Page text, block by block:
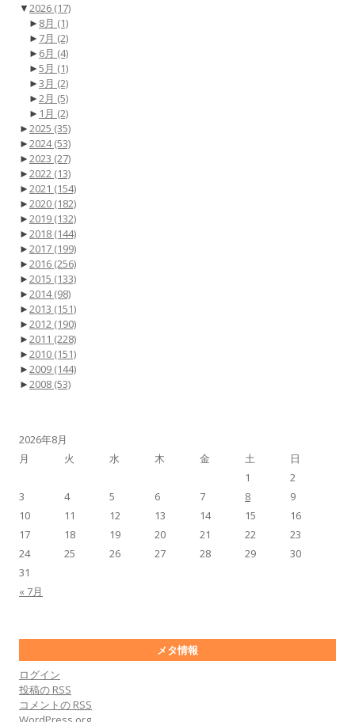
▼2026 (17)
► 8月 (1)
► 7月 (2)
► 6月 (4)
►5月 (1)
►3月 (2)
►2月 (5)
► 1月 (2)
►2025 (35)
►2024(53)
►2023 (27)
►2022 (13)
►2021 (154)
►2020 (182)
►2019 (132)
►2018 (144)
►2017 (199)
►2016 (256)
►2015 (133)
►2014(98)
►2013 (151)
►2012 (190)
►2011 (228)
►2010 (151)
►2009 (144)
►2008 (53)
2026年8月
月
火 水 木 金 土 日
« 7月
1
2
3
4 5 6 7 8
9
10
11 12 13 14 15
16
17
18 19 20 21 22
23
24
25 26 27 28 29
30
31
メタ情報
ログイン
投稿の RSS
コメントの RSS